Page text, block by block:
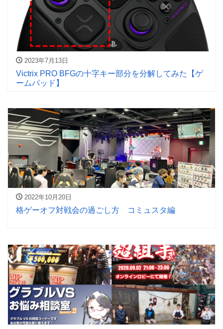
2023年7月13日
Victrix PRO BFGの十字キー部分を分解してみた【ゲ
ームパッド】
2022年10月20日
格ゲーオフ対戦会の過ごし方 コミュスタ編